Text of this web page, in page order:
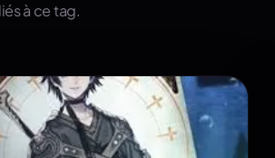
à ce tag.